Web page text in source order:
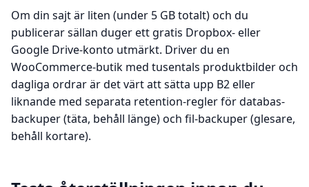
Om din sajt är liten (under 5 GB totalt) och du
publicerar sällan duger ett gratis Dropbox- eller
Google Drive-konto utmärkt. Driver du en
WooCommerce-butik med tusentals produktbilder och
dagliga ordrar är det värt att sätta upp B2 eller
liknande med separata retention-regler för databas-
backuper (täta, behåll länge) och fil-backuper (glesare,
behåll kortare).